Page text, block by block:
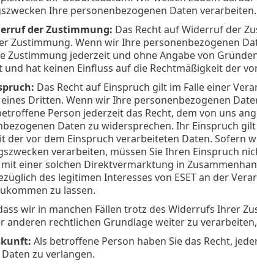
Ihre personenbezogenen Daten verarbeiten.
der Zustimmung: Das Recht auf Widerruf der
Zustimmung. Wenn wir Ihre personenbezogenen
Zustimmung jederzeit und ohne Angabe von
hat keinen Einfluss auf die Rechtmäßigkeit der
Das Recht auf Einspruch gilt im Falle einer
eines Dritten. Wenn wir Ihre personenbezogenen
Person jederzeit das Recht, dem von uns
Daten zu widersprechen. Ihr Einspruch
der vor dem Einspruch verarbeiteten Daten. Sofern
verarbeiten, müssen Sie Ihren Einspruch
einer solchen Direktvermarktung in
des legitimen Interesses von ESET an der
zu lassen.
wir in manchen Fällen trotz des Widerrufs Ihrer
anderen rechtlichen Grundlage weiter zu
Als betroffene Person haben Sie das Recht,
zu verlangen.